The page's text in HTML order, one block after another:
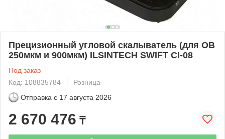
Прецизионный угловой скалыватель (для ОВ
250мкм и 900мкм) ILSINTECH SWIFT CI-08
Под заказ
Код: 108835784
Розница
Отправка с 17 августа 2026
2 670 476 ₸